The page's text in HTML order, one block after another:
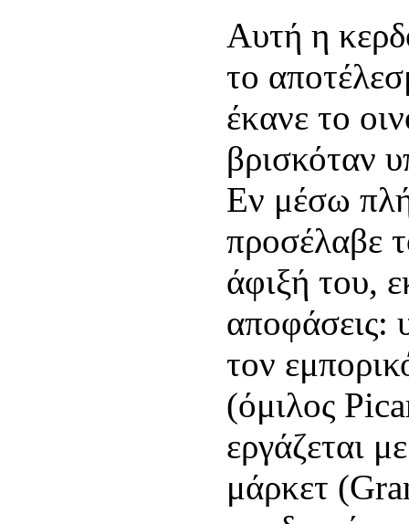
Αυτή η
το
έκανε το
βρισκόταν
Εν μέσω
προσέλαβε
άφιξή του,
αποφάσεις:
τον
(όμιλος
εργάζεται
μάρκετ